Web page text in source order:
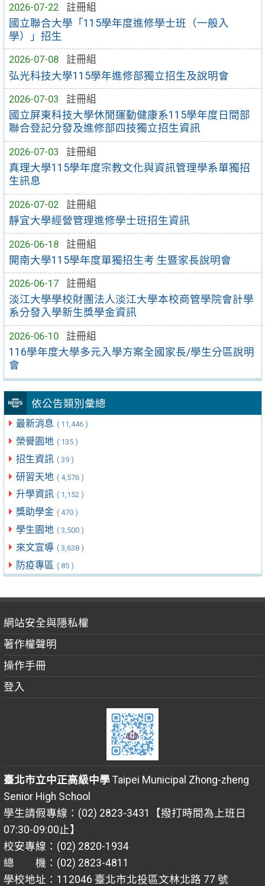
2026-07-22
註冊組
國立聯合大學「115學年度進修學士班（一般入
學）」招生
2026-07-08
註冊組
弘光科技大學115學年進修部獨立招生及說明會
2026-07-03
註冊組
國立屏東科技大學休閒運動健康系115學年度日間部
聯合登記分發及進修部四技獨立招生資訊
2026-07-03
註冊組
真理大學115學年度宗教文化與資訊管理學系單獨招
生訊息
2026-07-02
註冊組
靜宜大學經營管理進修學士班招生資訊
2026-06-18
註冊組
開南大學115學年度單獨招生考 生暨家長說明會
2026-06-17
註冊組
淡江大學學校財團法人淡江大學本校商管學院會計學
系分發入學新生獎學金資訊
2026-06-10
註冊組
116學年度大學多元入學方案全國家長/學生分區說明
會
依公告類別彙總
最新消息 ( 11,446 )
榮譽園地 ( 135 )
招生資訊 ( 39 )
研習天地 ( 4,576 )
升學資訊 ( 1,152 )
獎助學金 ( 470 )
學生園地 ( 3,500 )
來文宣導 ( 3,638 )
防疫專區 ( 85 )
網站安全與隱私權
著作權聲明
操作手冊
登入
臺北市立中正高級中學Taipei Municipal Zhong-zheng
Senior High School
學生請假專線：(02) 2823-3431【撥打時間為上班日
07:30-09:00止】
校安專線：(02) 2820-1934
總 機：(02) 2823-4811
學校地址：112046 臺北市北投區文林北路 77 號